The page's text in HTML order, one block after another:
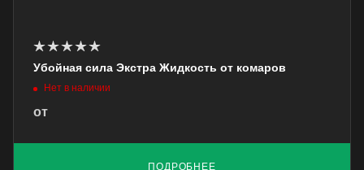
Убойная сила Экстра Жидкость от комаров
Нет в наличии
от
ПОДРОБНЕЕ